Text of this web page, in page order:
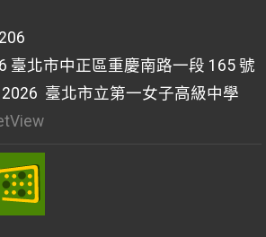
臺北市中正區重慶南路一段 165 號
臺北市立第一女子高級中學